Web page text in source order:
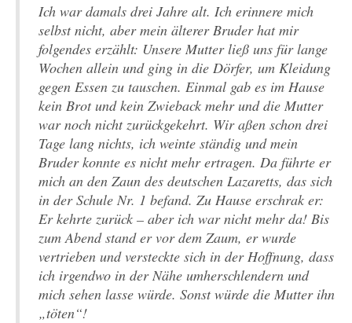
Ich war damals drei Jahre alt. Ich erinnere mich
selbst nicht, aber mein älterer Bruder hat mir
folgendes erzählt: Unsere Mutter ließ uns für lange
Wochen allein und ging in die Dörfer, um Kleidung
gegen Essen zu tauschen. Einmal gab es im Hause
kein Brot und kein Zwieback mehr und die Mutter
war noch nicht zurückgekehrt. Wir aßen schon drei
Tage lang nichts, ich weinte ständig und mein
Bruder konnte es nicht mehr ertragen. Da führte er
mich an den Zaun des deutschen Lazaretts, das sich
in der Schule Nr. 1 befand. Zu Hause erschrak er:
Er kehrte zurück – aber ich war nicht mehr da! Bis
zum Abend stand er vor dem Zaum, er wurde
vertrieben und versteckte sich in der Hoffnung, dass
ich irgendwo in der Nähe umherschlendern und
mich sehen lasse würde. Sonst würde die Mutter ihn
„töten“!